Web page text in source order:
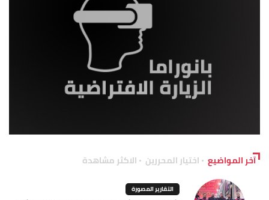
آخر المواضيع اختيار المحررين الاكثر مشاهدة
التقارير المصورة